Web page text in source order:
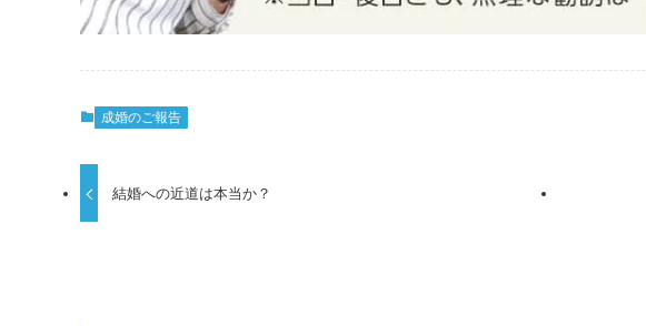
成婚のご報告
結婚への近道は本当か？